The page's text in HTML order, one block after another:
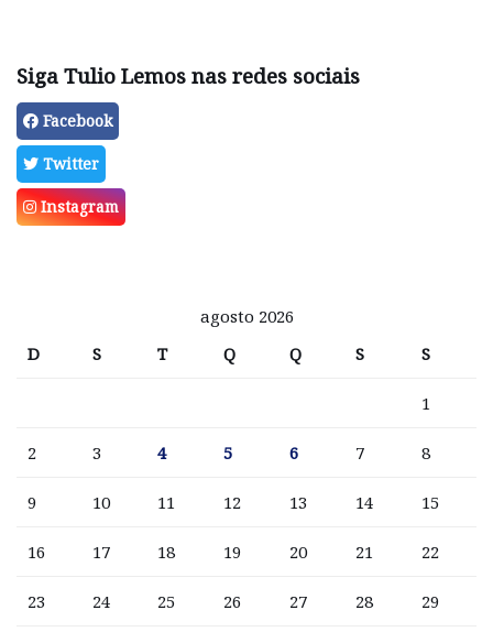
Siga Tulio Lemos nas redes sociais
Facebook
Twitter
Instagram
agosto 2026
D
S T Q Q S S
1
2 3 4 5 6 7 8
9 10 11 12 13 14 15
16 17 18 19 20 21 22
23 24 25 26 27 28 29